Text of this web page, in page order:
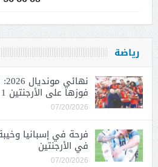
رياضة
فوزها على الأرجنتين 1 – 0 بعد وقت إضافي
07/20/2026
فرحة في إسبانيا
في الأرجنتين
07/20/2026